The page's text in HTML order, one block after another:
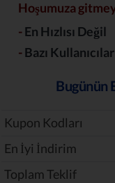
Hoşumuza
-En Hızlısı Değil
-Bazı
Bugünün
Kupon Kodları
En İyi İndirim
Toplam Teklif